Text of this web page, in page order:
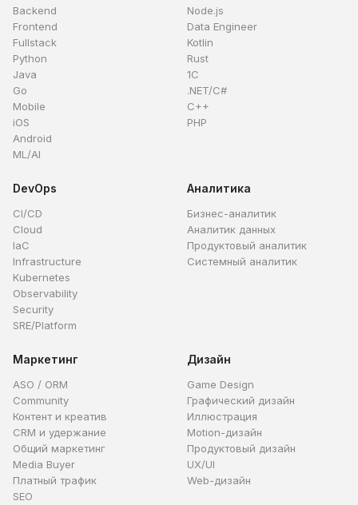
Backend
Frontend
Fullstack
Python
Java
Go
Mobile
iOS
Android
ML/AI
Node.js
Data Engineer
Kotlin
Rust
1C
.NET/C#
C++
PHP
DevOps
CI/CD
Cloud
IaC
Infrastructure
Kubernetes
Observability
Security
SRE/Platform
Аналитика
Бизнес-аналитик
Аналитик данных
Продуктовый аналитик
Системный аналитик
Маркетинг
ASO / ORM
Community
Контент и креатив
CRM и удержание
Общий маркетинг
Media Buyer
Платный трафик
SEO
Дизайн
Game Design
Графический дизайн
Иллюстрация
Motion-дизайн
Продуктовый дизайн
UX/UI
Web-дизайн